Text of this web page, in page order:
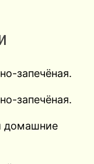
запечёная.
запечёная.
домашние